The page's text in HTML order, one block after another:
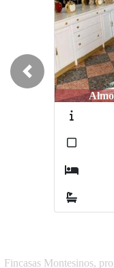
Previous
Fincasas Montesinos,